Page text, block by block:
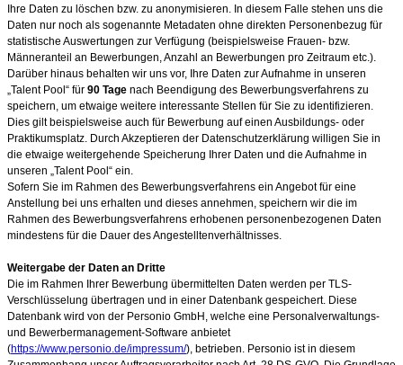
Ihre Daten zu löschen bzw. zu anonymisieren. In diesem Falle stehen uns die
Daten nur noch als sogenannte Metadaten ohne direkten Personenbezug für
statistische Auswertungen zur Verfügung (beispielsweise Frauen- bzw.
Männeranteil an Bewerbungen, Anzahl an Bewerbungen pro Zeitraum etc.).
Darüber hinaus behalten wir uns vor, Ihre Daten zur Aufnahme in unseren
„Talent Pool“ für 90 Tage nach Beendigung des Bewerbungsverfahrens zu
speichern, um etwaige weitere interessante Stellen für Sie zu identifizieren.
Dies gilt beispielsweise auch für Bewerbung auf einen Ausbildungs- oder
Praktikumsplatz. Durch Akzeptieren der Datenschutzerklärung willigen Sie in
die etwaige weitergehende Speicherung Ihrer Daten und die Aufnahme in
unseren „Talent Pool“ ein.
Sofern Sie im Rahmen des Bewerbungsverfahrens ein Angebot für eine
Anstellung bei uns erhalten und dieses annehmen, speichern wir die im
Rahmen des Bewerbungsverfahrens erhobenen personenbezogenen Daten
mindestens für die Dauer des Angestelltenverhältnisses.
Weitergabe der Daten an Dritte
Die im Rahmen Ihrer Bewerbung übermittelten Daten werden per TLS-
Verschlüsselung übertragen und in einer Datenbank gespeichert. Diese
Datenbank wird von der Personio GmbH, welche eine Personalverwaltungs-
und Bewerbermanagement-Software anbietet
(https://www.personio.de/impressum/), betrieben. Personio ist in diesem